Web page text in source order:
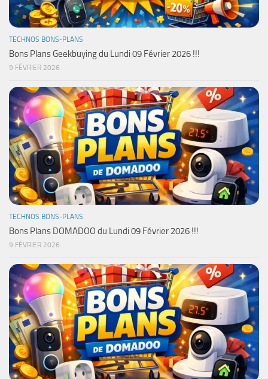
TECHNOS BONS-PLANS
Bons Plans Geekbuying du Lundi 09 Février 2026 !!!
9 FÉVRIER 2026
TECHNOS BONS-PLANS
Bons Plans DOMADOO du Lundi 09 Février 2026 !!!
9 FÉVRIER 2026